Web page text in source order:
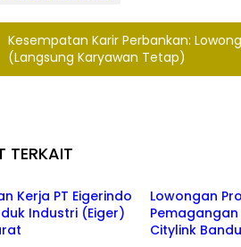
Kesempatan Karir Perbankan:
(Langsung Karyawan Tetap)
TERKAIT
Kerja PT Eigerindo
Industri (Eiger)
Lowongan
Pemagangan
Citylink
lowongan kerja